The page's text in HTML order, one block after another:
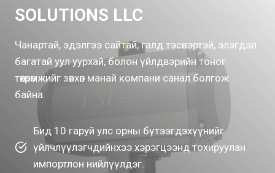
SOLUTIONS LLC
Чанартай, эдэлгээ сайтай, галд тэсвэртэй, элэгдэл
багатай уул уурхай, болон үйлдвэрийн тоног
төхөөрөмжийг зөвхөн манай компани санал болгож
байна.
Бид 10 гаруй улс орны бүтээгдэхүүнийг
үйлчлүүлэгчдийнхээ хэрэгцээнд тохируулан
импортлон нийлүүлдэг.